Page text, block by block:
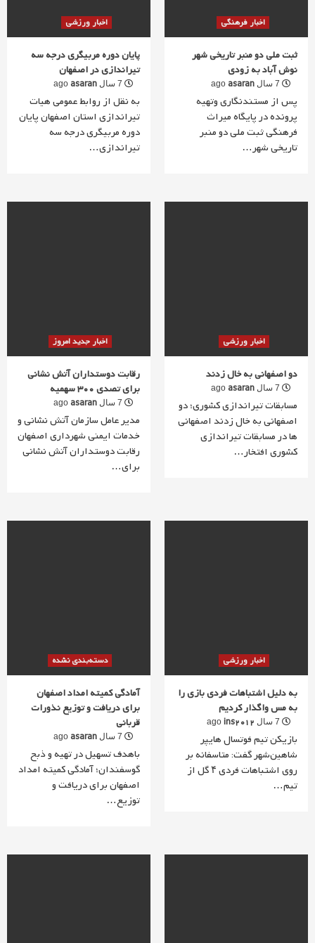
اخبار ورزشی
پایان دوره مربیگری درجه سه
تیراندازی در اصفهان
asaran
به نقل از روابط عمومی هیات
تیراندازی استان اصفهان پایان
دوره مربیگری درجه سه
تیراندازی…
اخبار فرهنگی
ثبت ملی دو منبر تاریخی شهر
نوش آباد به زودی
asaran
پس از مستندنگاری وتهیه
پرونده در پایگاه میراث
فرهنگی ثبت ملی دو منبر
تاریخی شهر…
اخبار جدید امروز
رقابت دوستداران آتش نشانی
برای تصدی 300 سهمیه
asaran
مدیر عامل سازمان آتش نشانی و
خدمات ایمنی شهرداری اصفهان
رقابت دوستداران آتش نشانی
برای…
اخبار ورزشی
دو اصفهانی به خال زدند
asaran
مسابقات تیراندازی کشوری؛ دو
اصفهانی به خال زدند اصفهانی
ها در مسابقات تیراندازی
کشوری افتخار…
دسته‌بندی نشده
آمادگی کمیته امداد اصفهان
برای دریافت و توزیع نذورات
قربانی
asaran
باهدف تسهیل در تهیه و ذبح
گوسفندان؛ آمادگی کمیته امداد
اصفهان برای دریافت و
توزیع…
اخبار ورزشی
به دلیل اشتباهات فردی بازی را
به مس واگذار کردیم
ins2012
بازیکن تیم فوتسال هایپر
شاهین‌شهر گفت: متاسفانه بر
روی اشتباهات فردی ۴ گل از
تیم…